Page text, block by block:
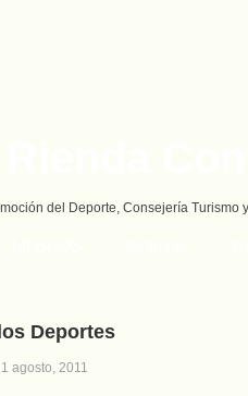
del Deporte, Consejería Turismo
Deportes
agosto, 2011